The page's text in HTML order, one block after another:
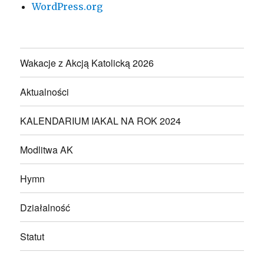
WordPress.org
Wakacje z Akcją Katolicką 2026
Aktualności
KALENDARIUM IAKAL NA ROK 2024
Modlitwa AK
Hymn
Działalność
Statut